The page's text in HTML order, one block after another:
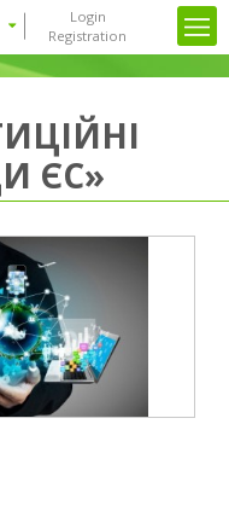
Login
Registration
ЄС»